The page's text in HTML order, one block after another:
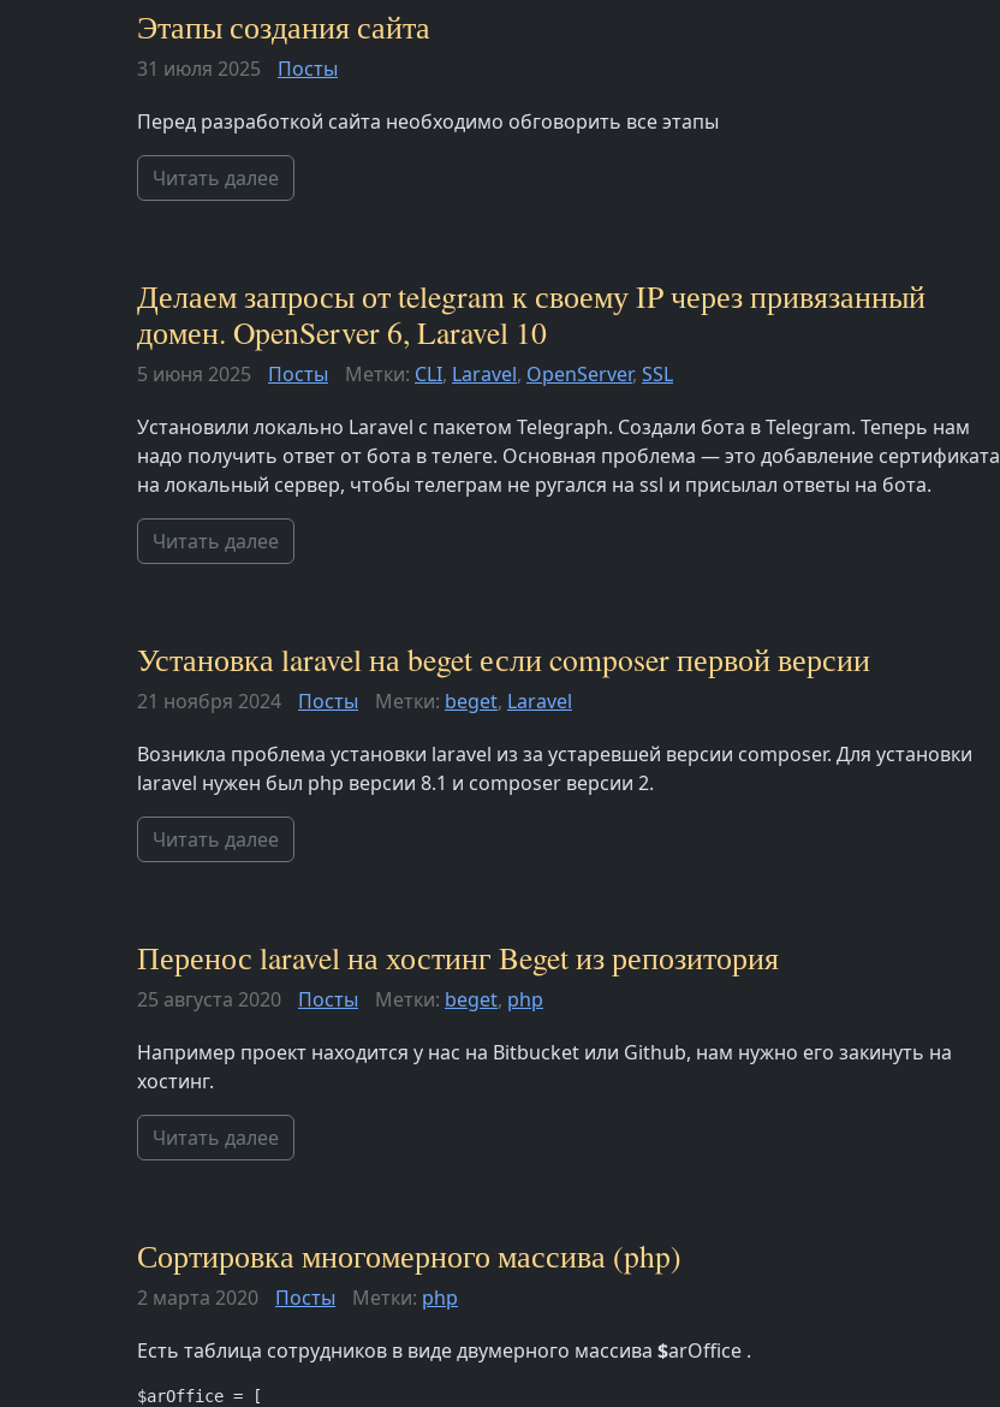
Этапы создания сайта
31 июля 2025
Посты
Перед разработкой сайта необходимо обговорить все этапы
Читать далее
Делаем запросы от telegram к своему IP через привязанный
домен. OpenServer 6, Laravel 10
5 июня 2025 Посты Метки: CLI, Laravel, OpenServer, SSL
Установили локально Laravel с пакетом Telegraph. Создали бота в Telegram. Теперь нам
надо получить ответ от бота в телеге. Основная проблема — это добавление сертификата
на локальный сервер, чтобы телеграм не ругался на ssl и присылал ответы на бота.
Читать далее
Установка laravel на beget если composer первой версии
21 ноября 2024 Посты Метки: beget, Laravel
Возникла проблема установки laravel из за устаревшей версии composer. Для установки
laravel нужен был php версии 8.1 и composer версии 2.
Читать далее
Перенос laravel на хостинг Beget из репозитория
25 августа 2020 Посты Метки: beget, php
Например проект находится у нас на Bitbucket или Github, нам нужно его закинуть на
хостинг.
Читать далее
Сортировка многомерного массива (php)
2 марта 2020 Посты Метки: php
Есть таблица сотрудников в виде двумерного массива $arOffice .
$arOffice = [